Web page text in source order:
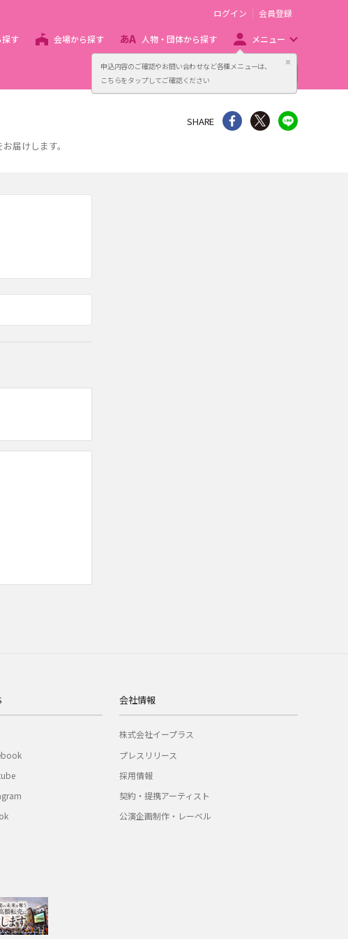
申込内容のご確認やお問い合わせなど各種メニューは、
こちらをタップしてご確認ください
閉じる
ログイン 会員登録
探す 会場から探す 人物・団体から探す メニュー
主催者向け販売サービス
届けします。
SHARE シェア Twitter
会社情報
株式会社イープラス
プレスリリース
採用情報
契約・提携アーティスト
公演企画制作・レーベル